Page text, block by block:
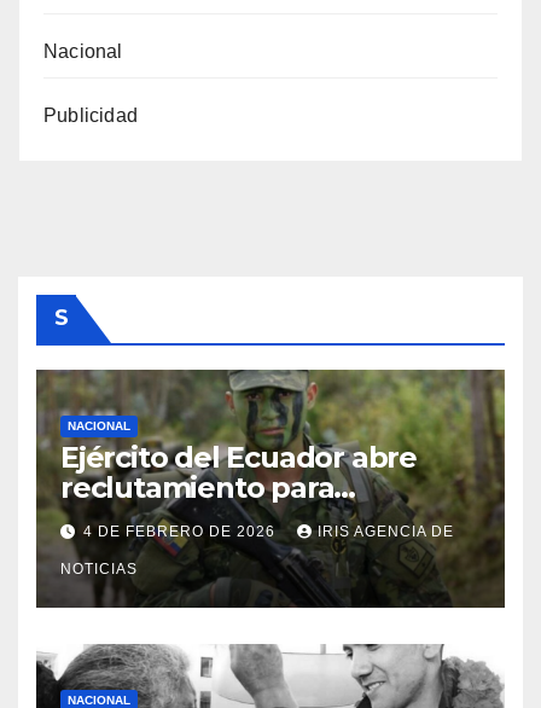
Nacional
Publicidad
S
NACIONAL
Ejército del Ecuador abre
reclutamiento para
bachilleres a partir de este
viernes 6 de febrero
4 DE FEBRERO DE 2026 IRIS AGENCIA DE
NOTICIAS
NACIONAL